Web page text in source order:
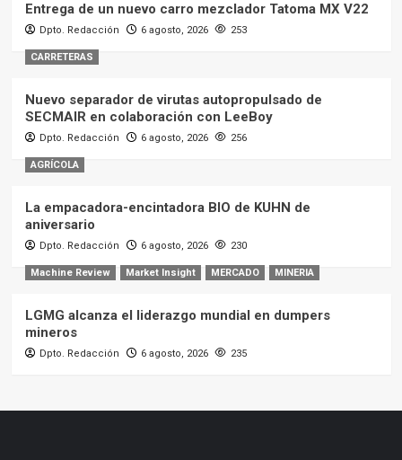
Entrega de un nuevo carro mezclador Tatoma MX V22
Dpto. Redacción 6 agosto, 2026 253
CARRETERAS
Nuevo separador de virutas autopropulsado de
SECMAIR en colaboración con LeeBoy
Dpto. Redacción 6 agosto, 2026 256
AGRÍCOLA
La empacadora-encintadora BIO de KUHN de
aniversario
Dpto. Redacción 6 agosto, 2026 230
Machine Review Market Insight MERCADO MINERIA
LGMG alcanza el liderazgo mundial en dumpers
mineros
Dpto. Redacción 6 agosto, 2026 235